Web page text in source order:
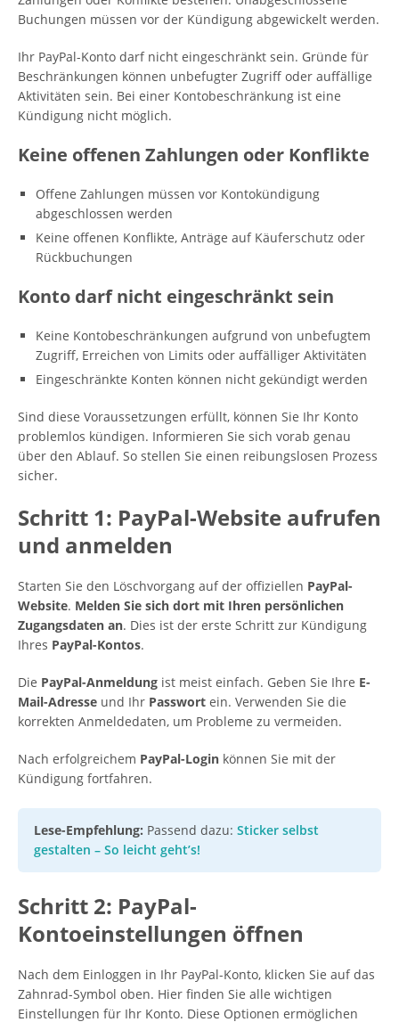
Buchungen müssen vor der Kündigung abgewickelt werden.
Ihr PayPal-Konto darf nicht eingeschränkt sein. Gründe für
Beschränkungen können unbefugter Zugriff oder auffällige
Aktivitäten sein. Bei einer Kontobeschränkung ist eine
Kündigung nicht möglich.
Keine offenen Zahlungen oder Konflikte
Offene Zahlungen müssen vor Kontokündigung
abgeschlossen werden
Keine offenen Konflikte, Anträge auf Käuferschutz oder
Rückbuchungen
Konto darf nicht eingeschränkt sein
Keine Kontobeschränkungen aufgrund von unbefugtem
Zugriff, Erreichen von Limits oder auffälliger Aktivitäten
Eingeschränkte Konten können nicht gekündigt werden
Sind diese Voraussetzungen erfüllt, können Sie Ihr Konto
problemlos kündigen. Informieren Sie sich vorab genau
über den Ablauf. So stellen Sie einen reibungslosen Prozess
sicher.
Schritt 1: PayPal-Website aufrufen
und anmelden
Starten Sie den Löschvorgang auf der offiziellen PayPal-
Website. Melden Sie sich dort mit Ihren persönlichen
Zugangsdaten an. Dies ist der erste Schritt zur Kündigung
Ihres PayPal-Kontos.
Die PayPal-Anmeldung ist meist einfach. Geben Sie Ihre E-
Mail-Adresse und Ihr Passwort ein. Verwenden Sie die
korrekten Anmeldedaten, um Probleme zu vermeiden.
Nach erfolgreichem PayPal-Login können Sie mit der
Kündigung fortfahren.
Lese-Empfehlung: Passend dazu: Sticker selbst
gestalten – So leicht geht’s!
Schritt 2: PayPal-
Kontoeinstellungen öffnen
Nach dem Einloggen in Ihr PayPal-Konto, klicken Sie auf das
Zahnrad-Symbol oben. Hier finden Sie alle wichtigen
Einstellungen für Ihr Konto. Diese Optionen ermöglichen